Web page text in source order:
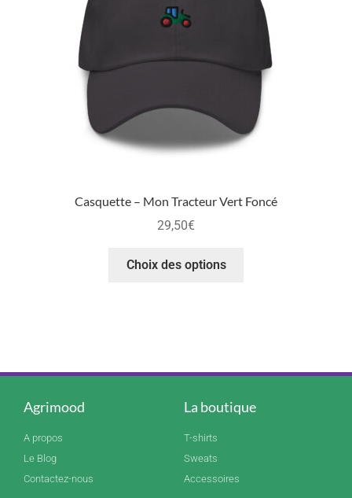
Casquette – Mon Tracteur Vert Foncé
29,50€
Choix des options
Agrimood
A propos
Le Blog
Contactez-nous
La boutique
T-shirts
Sweats
Accessoires